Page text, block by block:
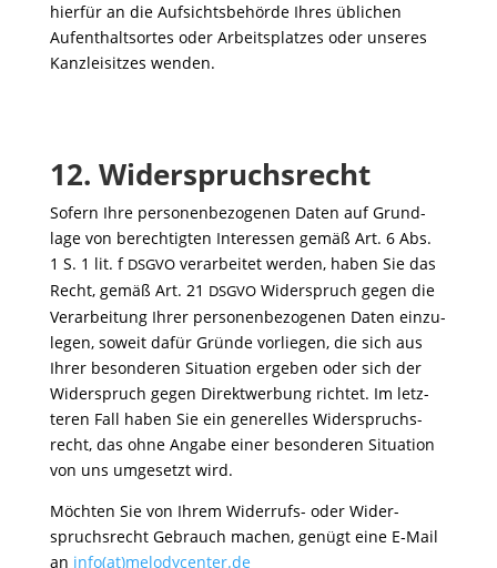
hierfür an die Aufsichts­be­hörde Ihres übli­chen
Aufent­halts­ortes oder Arbeits­platzes oder unseres
Kanz­lei­sitzes wenden.
12. Widerspruchsrecht
Sofern Ihre perso­nen­be­zo­genen Daten auf Grund­
lage von berech­tigten Inter­essen gemäß Art. 6 Abs.
1 S. 1 lit. f DSGVOverar­beitet werden, haben Sie das
Recht, gemäß Art. 21 DSGVOWider­spruch gegen die
Verar­bei­tung Ihrer perso­nen­be­zo­genen Daten einzu­
legen, soweit dafür Gründe vorliegen, die sich aus
Ihrer beson­deren Situa­tion ergeben oder sich der
Wider­spruch gegen Direkt­wer­bung richtet. Im letz­
teren Fall haben Sie ein gene­relles Wider­spruchs­
recht, das ohne Angabe einer beson­deren Situa­tion
von uns umge­setzt wird.
Möchten Sie von Ihrem Wider­rufs- oder Wider­
spruchs­recht Gebrauch machen, genügt eine E‑Mail
an info(at)melodycenter.de